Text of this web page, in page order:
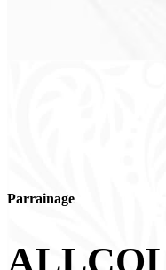
Parrainage